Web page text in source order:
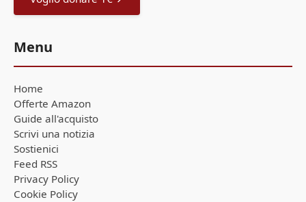
Menu
Home
Offerte Amazon
Guide all'acquisto
Scrivi una notizia
Sostienici
Feed RSS
Privacy Policy
Cookie Policy